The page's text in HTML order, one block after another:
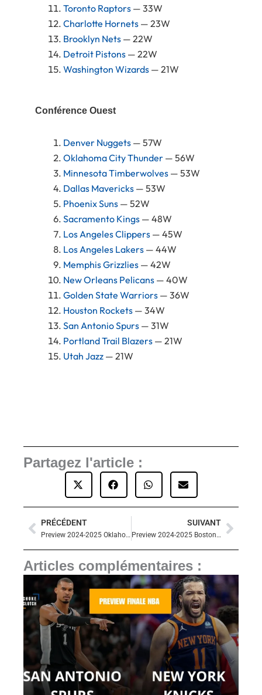
Toronto Raptors — 33W
Charlotte Hornets — 23W
Brooklyn Nets — 22W
Detroit Pistons — 22W
Washington Wizards — 21W
Conférence Ouest
Denver Nuggets — 57W
Oklahoma City Thunder — 56W
Minnesota Timberwolves — 53W
Dallas Mavericks — 53W
Phoenix Suns — 52W
Sacramento Kings — 48W
Los Angeles Clippers — 45W
Los Angeles Lakers — 44W
Memphis Grizzlies — 42W
New Orleans Pelicans — 40W
Golden State Warriors — 36W
Houston Rockets — 34W
San Antonio Spurs — 31W
Portland Trail Blazers — 21W
Utah Jazz — 21W
Partagez l'article :
Précédent
PRÉCÉDENT
Preview 2024-2025 Oklahoma City Thunder
SUIVANT
Preview 2024-2025 Boston Celtics
Articles complémentaires :